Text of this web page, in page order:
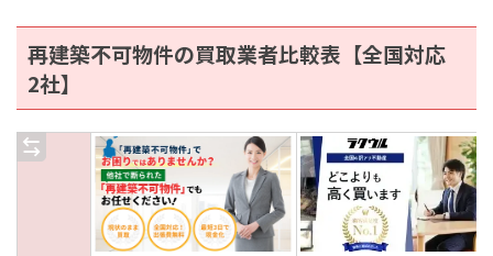
再建築不可物件の買取業者比較表【全国対応
2社】